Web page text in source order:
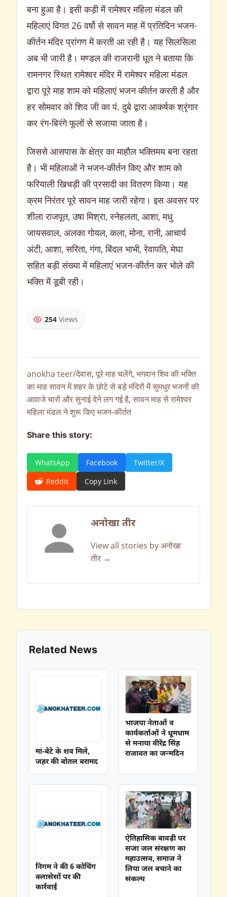
बना हुआ है। इसी कड़ी में रामेश्वर महिला मंडल की
महिलाएं विगत 26 वर्षो से सावन माह में प्रतिदिन भजन-
कीर्तन मंदिर प्रांगण में करती आ रही है। यह सिलसिला
अब भी जारी है। मण्डल की राजरानी धूत ने बताया कि
रामनगर स्थित रामेश्वर मंदिर में रामेश्वर महिला मंडल
द्वारा पूरे माह शाम को महिलाएं भजन कीर्तन करती है और
हर सोमवार को शिव जी का पं. दुबे द्वारा आकर्षक श्रृंगार
कर रंग-बिरंगे फूलों से सजाया जाता है।
जिससे आसपास के क्षेत्र का माहौल भक्तिमय बना रहता
है। भी महिलाओं ने भजन-कीर्तन किए और शाम को
फरियाली खिचड़ी की प्रसादी का वितरण किया। यह
क्रम निरंतर पूरे सावन माह जारी रहेगा। इस अवसर पर
शीला राजपूत, उषा मिश्रा, स्नेहलता, आशा, मधु
जायसवाल, अलका गोयल, कला, मोना, रानी, आचार्य
अंटी, आशा, सरिता, गंगा, बिंदल भाभी, रेवापति, मेघा
सहित बड़ी संख्या में महिलाएं भजन-कीर्तन कर भोले की
भक्ति में डूबी रही।
254 Views
anokha teer/देवास, पूरे माह चलेंगे, भगवान शिव की भक्ति
का माह सावन में शहर के छोटे से बड़े मंदिरों में सुमधुर भजनों की
आवाजे चारों और सुनाई देने लग गई है, सावन माह से रामेश्वर
महिला मंडल ने शुरू किए भजन-कीर्तत
Share this story:
WhatsApp Facebook
Twitter/X
Reddit
Copy Link
अनोखा तीर
View all stories by अनोखा
तीर →
Related News
मां-बेटे के शव मिले,
जहर की बोतल बरामद
भाजपा नेताओं व
कार्यकर्ताओं ने धूमधाम
से मनाया वीरेंद्र सिंह
राजावत का जन्मदिन
निगम ने की 6 कोचिंग
क्लासेसों पर की
कार्रवाई
ऐतिहासिक बावड़ी पर
सजा जल संरक्षण का
महाउत्सव, समाज ने
लिया जल बचाने का
संकल्प